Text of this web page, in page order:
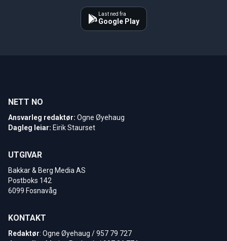
Last ned fra
Google Play
NETT NO
Ansvarleg redaktør: Ogne Øyehaug
Dagleg leiar: Eirik Staurset
UTGIVAR
Bakkar & Berg Media AS
Postboks 142
6099 Fosnavåg
KONTAKT
Redaktør: Ogne Øyehaug / 957 79 727